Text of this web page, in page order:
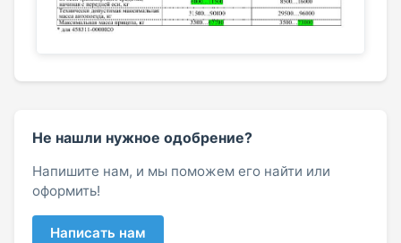
Не нашли нужное одобрение?
Напишите нам, и мы поможем его найти или
оформить!
Написать нам